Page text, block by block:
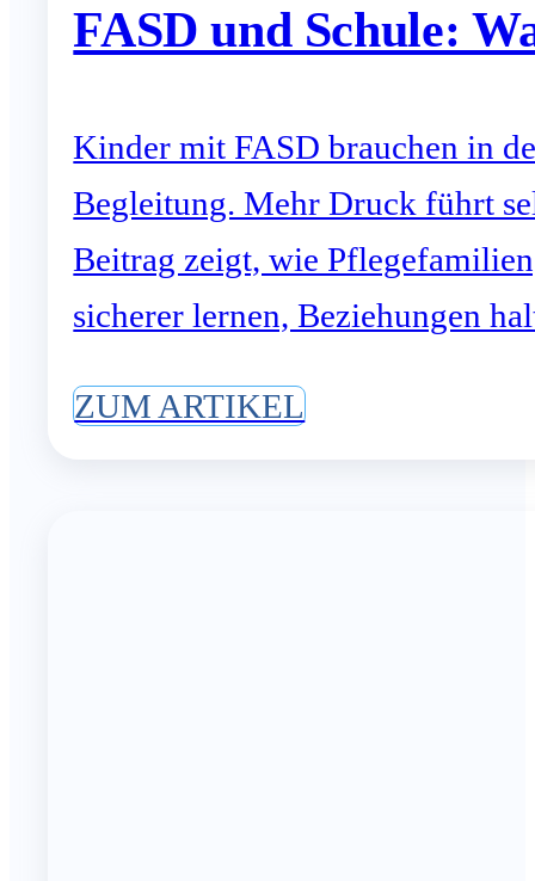
FASD und Schule:
Kinder mit FASD brauchen in
Begleitung. Mehr Druck führt
Beitrag zeigt, wie
sicherer lernen, Beziehungen
ZUM ARTIKEL